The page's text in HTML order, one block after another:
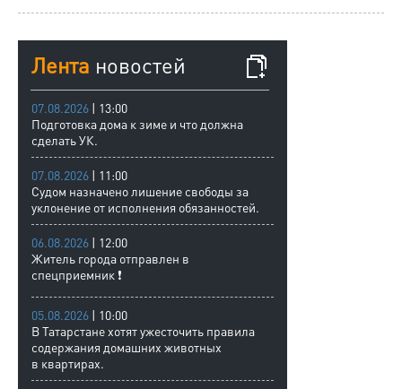
Лента новостей
07.08.2026 | 13:00
Подготовка дома к зиме и что должна
сделать УК.
07.08.2026 | 11:00
Судом назначено лишение свободы за
уклонение от исполнения обязанностей.
06.08.2026 | 12:00
Житель города отправлен в
спецприемник ❗
05.08.2026 | 10:00
В Татарстане хотят ужесточить правила
содержания домашних животных
в квартирах.